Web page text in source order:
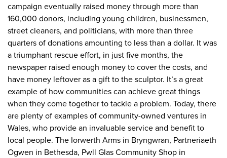
campaign eventually raised money through more than
160,000 donors, including young children, businessmen,
street cleaners, and politicians, with more than three
quarters of donations amounting to less than a dollar. It was
a triumphant rescue effort, in just five months, the
newspaper raised enough money to cover the costs, and
have money leftover as a gift to the sculptor. It’s a great
example of how communities can achieve great things
when they come together to tackle a problem. Today, there
are plenty of examples of community-owned ventures in
Wales, who provide an invaluable service and benefit to
local people. The Iorwerth Arms in Bryngwran, Partneriaeth
Ogwen in Bethesda, Pwll Glas Community Shop in